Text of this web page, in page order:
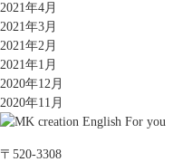
2021年4月
2021年3月
2021年2月
2021年1月
2020年12月
2020年11月
〒520-3308